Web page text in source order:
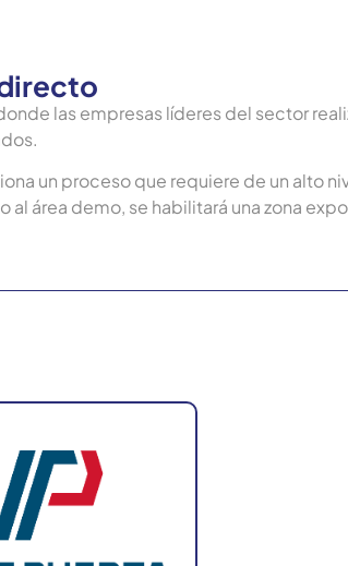
las empresas líderes del sector
un proceso que requiere de un alto
área demo, se habilitará una zona